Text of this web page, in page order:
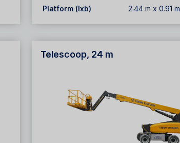
Platform (lxb)
2.44 m x 0.91 m
Telescoop, 24 m